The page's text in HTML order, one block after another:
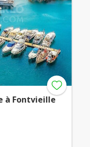
à Fontvieille